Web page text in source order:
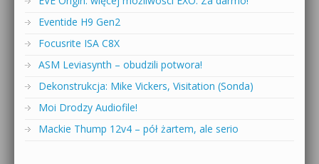
Eventide H9 Gen2
Focusrite ISA C8X
ASM Leviasynth – obudzili potwora!
Dekonstrukcja: Mike Vickers, Visitation (Sonda)
Moi Drodzy Audiofile!
Mackie Thump 12v4 – pół żartem, ale serio